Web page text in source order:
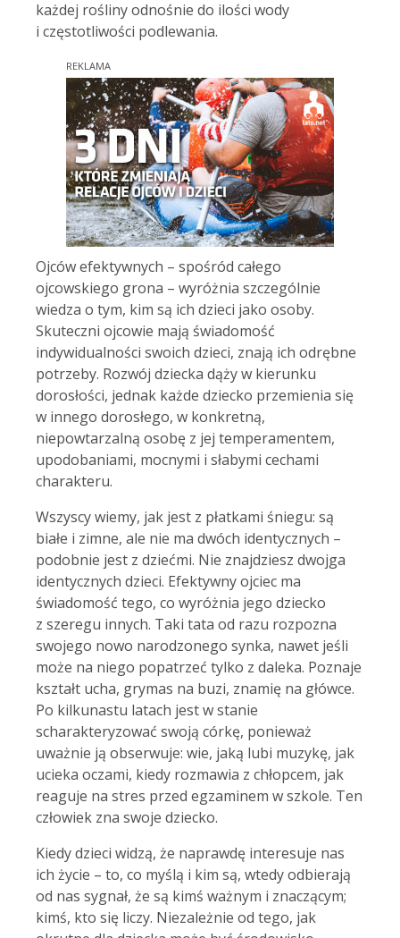
każdej rośliny odnośnie do ilości wody
i częstotliwości podlewania.
REKLAMA
Ojców efektywnych – spośród całego
ojcowskiego grona – wyróżnia szczególnie
wiedza o tym, kim są ich dzieci jako osoby.
Skuteczni ojcowie mają świadomość
indywidualności swoich dzieci, znają ich odrębne
potrzeby. Rozwój dziecka dąży w kierunku
dorosłości, jednak każde dziecko przemienia się
w innego dorosłego, w konkretną,
niepowtarzalną osobę z jej temperamentem,
upodobaniami, mocnymi i słabymi cechami
charakteru.
Wszyscy wiemy, jak jest z płatkami śniegu: są
białe i zimne, ale nie ma dwóch identycznych –
podobnie jest z dziećmi. Nie znajdziesz dwojga
identycznych dzieci. Efektywny ojciec ma
świadomość tego, co wyróżnia jego dziecko
z szeregu innych. Taki tata od razu rozpozna
swojego nowo narodzonego synka, nawet jeśli
może na niego popatrzeć tylko z daleka. Poznaje
kształt ucha, grymas na buzi, znamię na główce.
Po kilkunastu latach jest w stanie
scharakteryzować swoją córkę, ponieważ
uważnie ją obserwuje: wie, jaką lubi muzykę, jak
ucieka oczami, kiedy rozmawia z chłopcem, jak
reaguje na stres przed egzaminem w szkole. Ten
człowiek zna swoje dziecko.
Kiedy dzieci widzą, że naprawdę interesuje nas
ich życie – to, co myślą i kim są, wtedy odbierają
od nas sygnał, że są kimś ważnym i znaczącym;
kimś, kto się liczy. Niezależnie od tego, jak